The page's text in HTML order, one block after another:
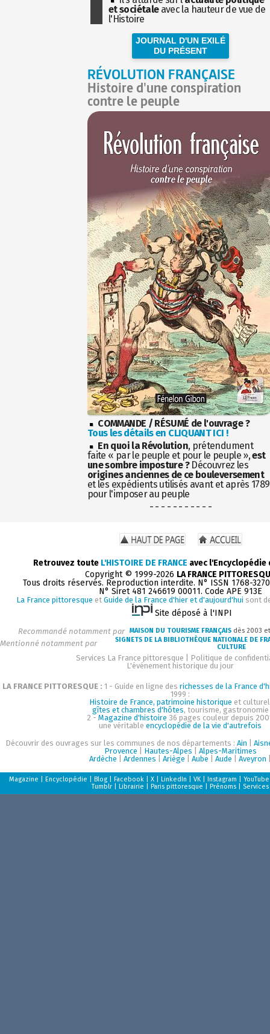
et sociétaleavec la hauteur de vue de
l'Histoire
JOURNAL D'UN EXILÉ
DU PRÉSENT
RÉVOLUTION FRANÇAISE
Histoire d'une conspiration
contre le peuple
COMMANDE / RÉSUMÉ de l'ouvrage ?
Tous les détails en CLIQUANT ICI !
En quoi la Révolution, prétendument
faite « par le peuple et pour le peuple »,est
une sombre imposture ?Découvrez les
origines anciennes de ce bouleversement
et les expédients utilisés avant et après 1789
pour l'imposer au peuple
- - - - - - - - - - -
Retrouvez toute L'HISTOIRE DE FRANCE avec
Copyright © 1999-2026 LA FRANCE
Tous droits réservés. Reproduction interdite. N° ISSN 1768-
N° Siret 481 246619 00011. Code APE 913E
La France pittoresque et Guide de la France d'hier et d'aujourd'hui sont
Site déposé à l'INPI
Recommandé notamment par MAISON DU TOURISME FRANÇAIS dès 2003
Mentionné notamment par
SIGNETS DE LA BIBLIOTHÈQUE NATIONALE DE
CULTURE
Services La France pittoresque
Politique de
L'événement historique du jour
LA FRANCE PITTORESQUE : 1 - Guide en ligne des richesses de la France
1999 :
Histoire de France, patrimoine historique et
gîtes et chambres d'hôtes, tourisme, gastronomie
2 - Magazine d'histoire 36 pages couleur depuis
une véritableencyclopédie de la vie d'autrefois
Découvrir des ouvrages sur les communes de nos départements :Ain |
Provence
Hautes-Alpes
Alpes-Maritimes
Ardèche |Ardennes |Ariège |Aube |Aude |Aveyron
Magazine |Encyclopédie |Blog |Facebook |X |LinkedIn |VK |Instagram |YouTube
Tumblr |Librairie |Paris pittoresque |Prénoms Services